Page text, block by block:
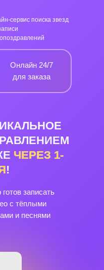
записать
с тёплыми
и песнями
сервис поиска звезд
ЧЕРЕЗ 1-
!
Онлайн 24/7
для заказа